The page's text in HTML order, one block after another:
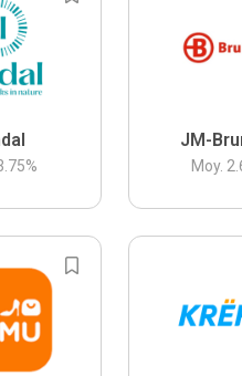
%
JM-
Moy.